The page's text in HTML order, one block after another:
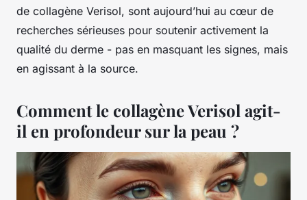
de collagène Verisol, sont aujourd’hui au cœur de
recherches sérieuses pour soutenir activement la
qualité du derme - pas en masquant les signes, mais
en agissant à la source.
Comment le collagène Verisol agit-
il en profondeur sur la peau ?